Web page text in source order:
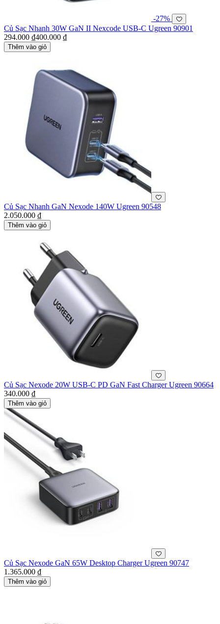
-27%
Củ Sạc Nhanh 30W GaN II Nexcode USB-C Ugreen 90901
294.000 ₫400.000 ₫
Thêm vào giỏ
Củ Sạc Nhanh GaN Nexode 140W Ugreen 90548
2.050.000 ₫
Thêm vào giỏ
Củ Sạc Nexode 20W USB-C PD GaN Fast Charger Ugreen 90664
340.000 ₫
Thêm vào giỏ
Củ Sạc Nexode GaN 65W Desktop Charger Ugreen 90747
1.365.000 ₫
Thêm vào giỏ